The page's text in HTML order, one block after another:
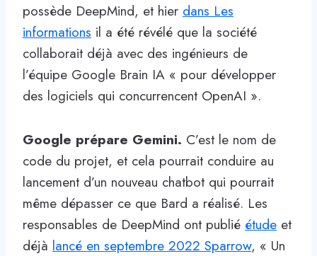
possède DeepMind, et hier dans Les
informations il a été révélé que la société
collaborait déjà avec des ingénieurs de
l’équipe Google Brain IA « pour développer
des logiciels qui concurrencent OpenAI ».
Google prépare Gemini. C’est le nom de
code du projet, et cela pourrait conduire au
lancement d’un nouveau chatbot qui pourrait
même dépasser ce que Bard a réalisé. Les
responsables de DeepMind ont publié étude et
déjà lancé en septembre 2022 Sparrow, « Un